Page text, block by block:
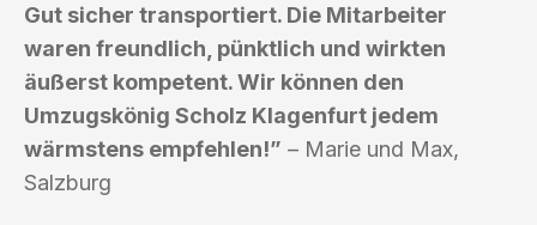
Gut sicher transportiert. Die Mitarbeiter
waren freundlich, pünktlich und wirkten
äußerst kompetent. Wir können den
Umzugskönig Scholz Klagenfurt jedem
wärmstens empfehlen!” – Marie und Max,
Salzburg